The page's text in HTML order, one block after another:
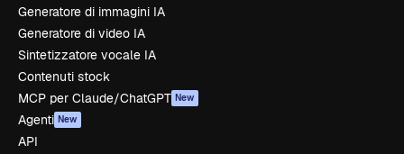
Generatore di immagini IA
Generatore di video IA
Sintetizzatore vocale IA
Contenuti stock
MCP per Claude/ChatGPT New
Agenti New
API